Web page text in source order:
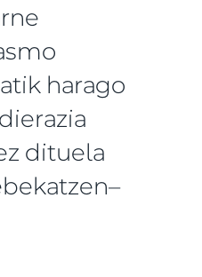
harago
dituela